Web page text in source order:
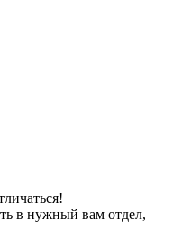
в нужный вам отдел,